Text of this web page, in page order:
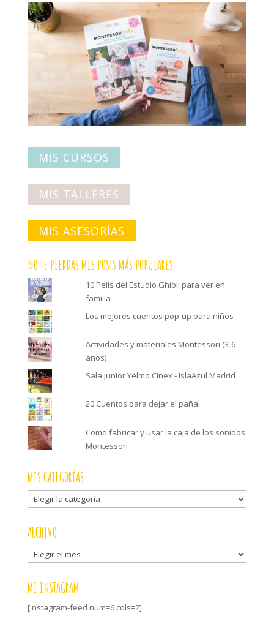
MIS CURSOS
MIS TALLERES
MIS ASESORÍAS
NO TE PIERDAS MIS POSTS MÁS POPULARES
10 Pelis del Estudio Ghibli para ver en
familia
Los mejores cuentos pop-up para niños
Actividades y materiales Montessori (3-6
anos)
Sala Junior Yelmo Cinex - IslaAzul Madrid
20 Cuentos para dejar el pañal
Como fabricar y usar la caja de los sonidos
Montessori
MIS CATEGORÍAS
Mis
categorías
ARCHIVO
Archivo
MI INSTAGRAM
[instagram-feed num=6 cols=2]